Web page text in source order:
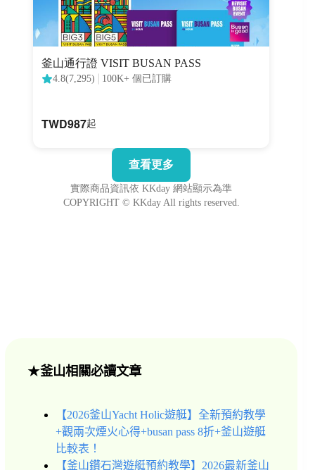
★釜山相關必讀文章
【2026釜山Yacht Holic遊艇】全新預約教學
+觀兩次煙火心得+busan pass 8折+釜山遊艇
比較表！
【釜山鑽石灣遊艇預約教學】2026最新釜山